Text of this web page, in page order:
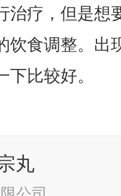
治疗，但是想
饮食调整。出
比较好。
丸